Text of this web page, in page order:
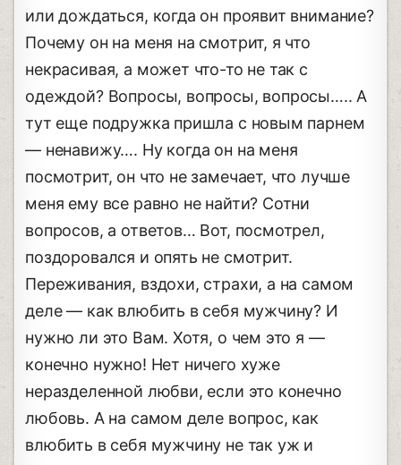
или дождаться, когда он проявит внимание?
Почему он на меня на смотрит, я что
некрасивая, а может что-то не так с
одеждой? Вопросы, вопросы, вопросы….. А
тут еще подружка пришла с новым парнем
— ненавижу…. Ну когда он на меня
посмотрит, он что не замечает, что лучше
меня ему все равно не найти? Сотни
вопросов, а ответов… Вот, посмотрел,
поздоровался и опять не смотрит.
Переживания, вздохи, страхи, а на самом
деле — как влюбить в себя мужчину? И
нужно ли это Вам. Хотя, о чем это я —
конечно нужно! Нет ничего хуже
неразделенной любви, если это конечно
любовь. А на самом деле вопрос, как
влюбить в себя мужчину не так уж и